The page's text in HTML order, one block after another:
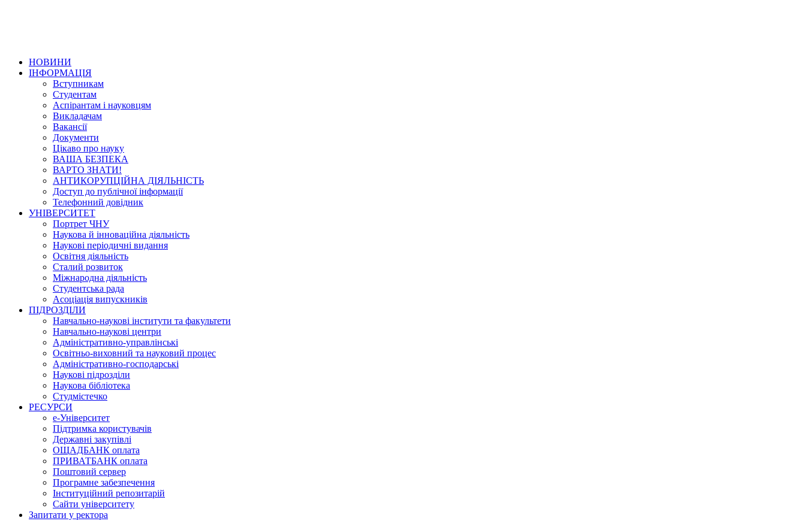
НОВИНИ
ІНФОРМАЦІЯ
Вступникам
Студентам
Аспірантам і науковцям
Викладачам
Вакансії
Документи
Цікаво про науку
ВАША БЕЗПЕКА
ВАРТО ЗНАТИ!
АНТИКОРУПЦІЙНА ДІЯЛЬНІСТЬ
Доступ до публічної інформації
Телефонний довідник
УНІВЕРСИТЕТ
Портрет ЧНУ
Наукова й інноваційна діяльність
Наукові періодичні видання
Освітня діяльність
Сталий розвиток
Міжнародна діяльність
Студентська рада
Асоціація випускників
ПІДРОЗДІЛИ
Навчально-наукові інститути та факультети
Навчально-наукові центри
Адміністративно-управлінські
Освітньо-виховний та науковий процес
Адміністративно-господарські
Наукові підрозділи
Наукова бібліотека
Студмістечко
РЕСУРСИ
е-Університет
Підтримка користувачів
Державні закупівлі
ОЩАДБАНК оплата
ПРИВАТБАНК оплата
Поштовий сервер
Програмне забезпечення
Інституційний репозитарій
Сайти університету
Запитати у ректора